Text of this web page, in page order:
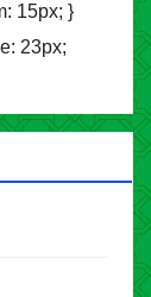
15px; }
23px;